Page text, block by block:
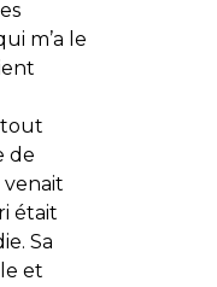
m’a le
tout
de
était
Sa
et